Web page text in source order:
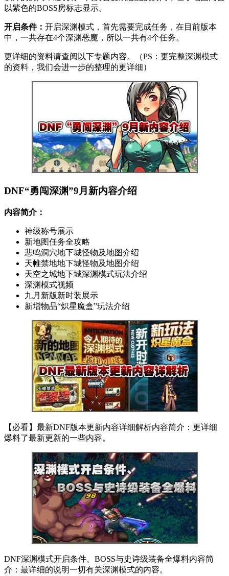
以紫色的BOSS房标志显示。
开启条件： 开启深渊模式，首先需要完成任务，在目前版本
中，一共存在4个深渊恶魔，所以一共有4个任务。
更详细的资料请查阅以下专题内容。（PS：更完整深渊模式
的资料，我们会进一步的整理的更详细）
DNF“勇闯深渊”9月新内容介绍
内容简介：
神级称号展示
新地图任务全攻略
悲鸣洞穴地下城怪物及地图介绍
天帷禁地地下城怪物及地图介绍
天空之城地下城深渊模式玩法介绍
深渊模式视频
九月新版新时装展示
新增物品“炽星魔盒”玩法介绍
【必看】最新DNF版本更新内容详细解析内容简介：更详细
爆料了最新更新的一些内容。
DNF深渊模式开启条件、BOSS与史诗级装备全爆料内容简
介：最详细的说明一切有关深渊模式的内容。